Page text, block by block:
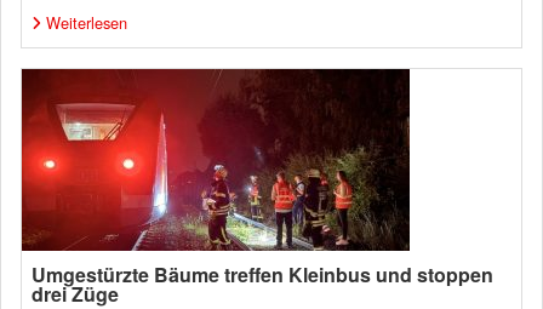
Weiterlesen
Umgestürzte Bäume treffen Kleinbus und stoppen
drei Züge